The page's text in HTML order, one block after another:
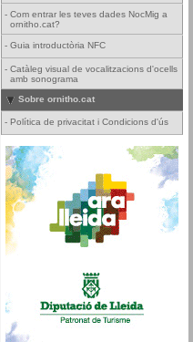
- Com entrar les teves dades NocMig a
ornitho.cat?
- Guia introductòria NFC
- Catàleg visual de vocalitzacions d'ocells
amb sonograma
Sobre ornitho.cat
- Política de privacitat i Condicions d'ús